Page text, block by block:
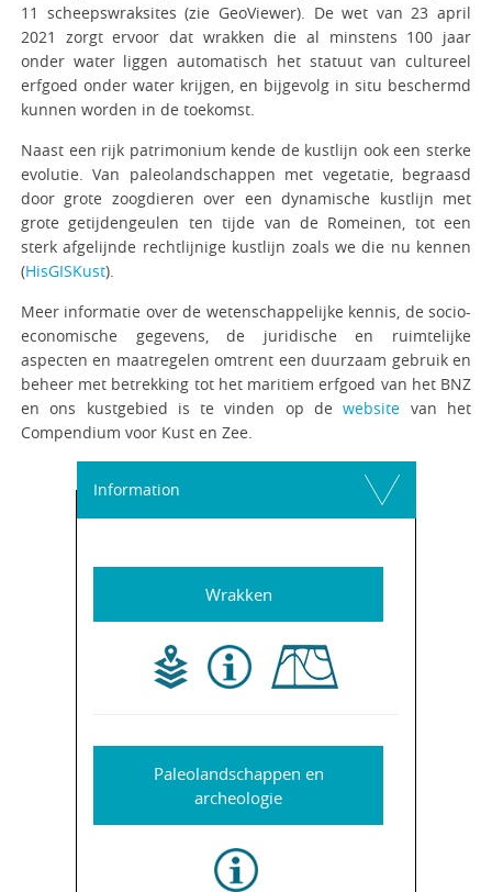
11 scheepswraksites (zie GeoViewer). De wet van 23 april
2021 zorgt ervoor dat wrakken die al minstens 100 jaar
onder water liggen automatisch het statuut van cultureel
erfgoed onder water krijgen, en bijgevolg in situ beschermd
kunnen worden in de toekomst.
Naast een rijk patrimonium kende de kustlijn ook een sterke
evolutie. Van paleolandschappen met vegetatie, begraasd
door grote zoogdieren over een dynamische kustlijn met
grote getijdengeulen ten tijde van de Romeinen, tot een
sterk afgelijnde rechtlijnige kustlijn zoals we die nu kennen
(HisGISKust).
Meer informatie over de wetenschappelijke kennis, de socio-
economische gegevens, de juridische en ruimtelijke
aspecten en maatregelen omtrent een duurzaam gebruik en
beheer met betrekking tot het maritiem erfgoed van het BNZ
en ons kustgebied is te vinden op dewebsite van het
Compendium voor Kust en Zee.
Information
Wrakken
Paleolandschappen en
archeologie